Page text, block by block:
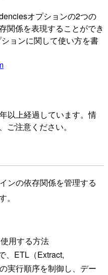
オプションの2つの
関係を表現することができ
ョンに関して使い方を書
以上経過しています。情
ご注意ください。
ンの依存関係を管理する
用する方法
、ETL（Extract,
実行順序を制御し、デー